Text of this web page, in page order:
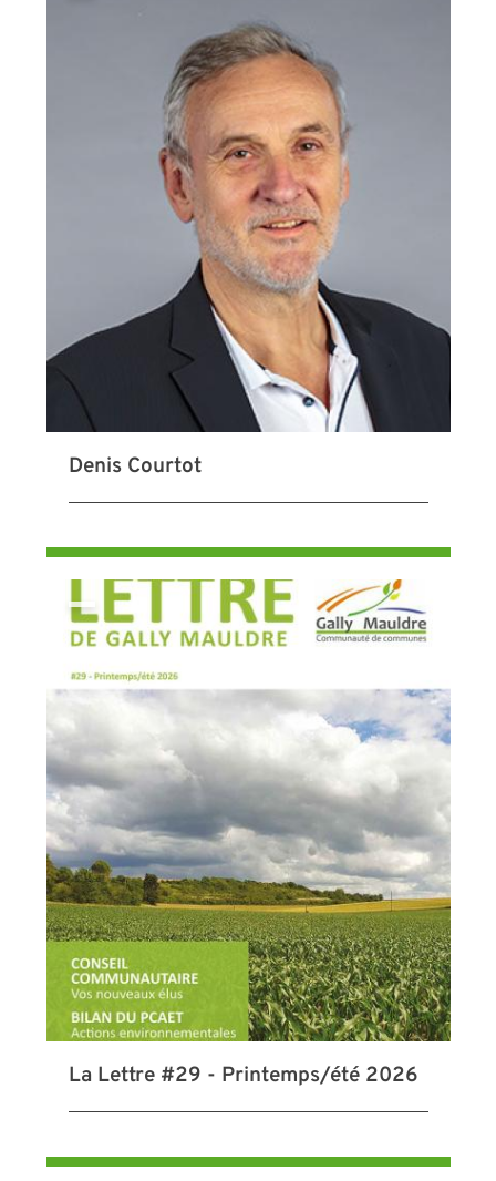
Denis Courtot
La Lettre #29 - Printemps/été 2026